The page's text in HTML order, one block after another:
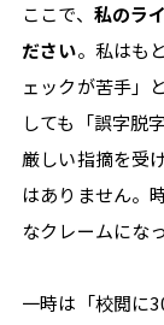
信
サ
イ
ト。
ここで、 私のラ
ださい。私はも
ェックが苦手」
しても「誤字脱
厳しい指摘を受
はありません。
なクレームにな
一時は「校閲に